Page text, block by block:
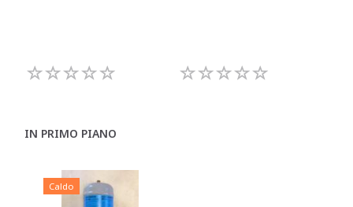
IN PRIMO PIANO
Caldo